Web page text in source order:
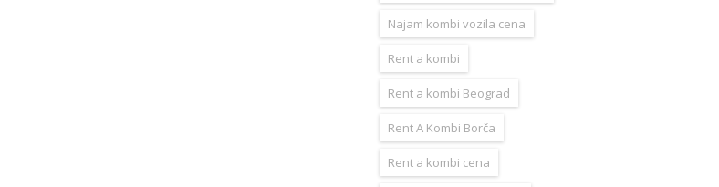
Najam kombi vozila cena
Rent a kombi
Rent a kombi Beograd
Rent A Kombi Borča
Rent a kombi cena